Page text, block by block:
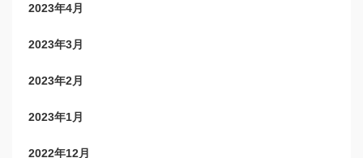
2023年4月
2023年3月
2023年2月
2023年1月
2022年12月